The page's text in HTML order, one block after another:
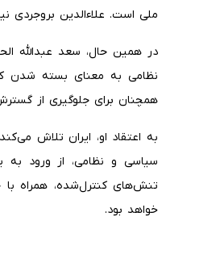
ملی است. علاءالدین بروجردی
در همین حال، سعد عبدالله
نظامی به معنای بسته شدن
همچنان برای جلوگیری از
به اعتقاد او، ایران تلاش
سیاسی و نظامی، از ورود به
تنش‌های کنترل‌شده، همراه با
خواهد بود.